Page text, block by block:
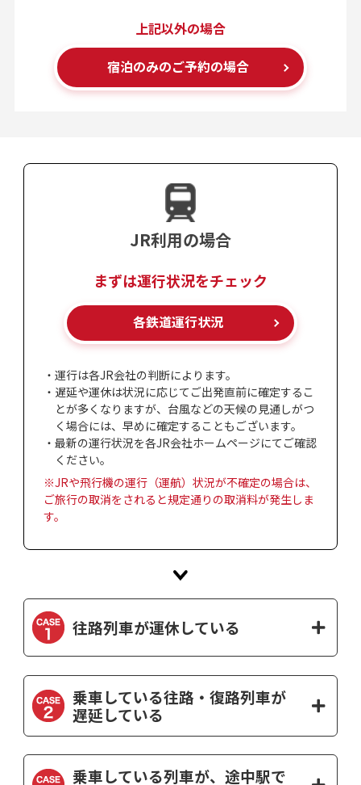
上記以外の場合
宿泊のみのご予約の場合
JR利用の場合
まずは運行状況をチェック
各鉄道運行状況
・運行は各JR会社の判断によります。
・遅延や運休は状況に応じてご出発直前に確定するこ
とが多くなりますが、台風などの天候の見通しがつ
く場合には、早めに確定することもございます。
・最新の運行状況を各JR会社ホームページにてご確認
ください。
※JRや飛行機の運行（運航）状況が不確定の場合は、
ご旅行の取消をされると規定通りの取消料が発生しま
す。
往路列車が運休している
乗車している往路・復路列車が
遅延している
乗車している列車が、途中駅で